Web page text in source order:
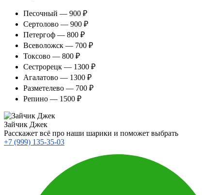
Песочный — 900 ₽
Сертолово — 900 ₽
Петергоф — 800 ₽
Всеволожск — 700 ₽
Токсово — 800 ₽
Сестрорецк — 1300 ₽
Агалатово — 1300 ₽
Разметелево — 700 ₽
Репино — 1500 ₽
Зайчик Джек
Расскажет всё про наши шарики и поможет выбрать
+7 (999) 135-35-03